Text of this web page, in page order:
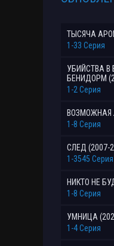
ТЫСЯЧА
1-33 Серия
УБИЙСТВА
БЕНИДОРМ
1-2 Серия
ВОЗМОЖНАЯ
1-8 Серия
СЛЕД (2007-
1-3545 Серия
НИКТО НЕ
1-8 Серия
УМНИЦА
1-4 Серия